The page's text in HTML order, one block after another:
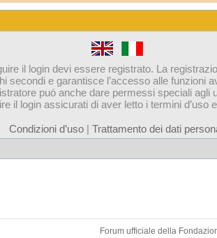
il login devi essere registrato. La
secondi e garantisce l’accesso alle funzioni
puó anche dare permessi speciali agli
il login assicurati di aver letto i termini d’uso
Condizioni d’uso | Trattamento dei dati
Forum ufficiale della